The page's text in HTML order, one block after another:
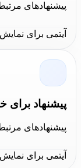
به شمار می‌رود.
جمع‌بندی
محصول:
کارشناسان
HD CUSTOM
پیشنهادهای
آیتمی برای
پیشنهاد برای
پیشنهادهای
آیتمی برای